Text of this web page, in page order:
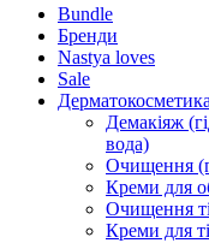
Bundle
Бренди
Nastya loves
Sale
Дерматокосметика
Демакіяж
вода)
Очищення
Креми для
Очищення
Креми для